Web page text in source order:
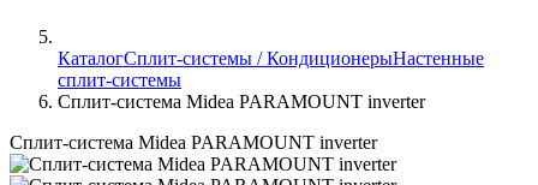
КаталогСплит-системы / КондиционерыНастенные
сплит-системы
Сплит-система Midea PARAMOUNT inverter
Сплит-система Midea PARAMOUNT inverter